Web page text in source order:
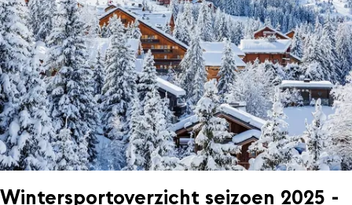
Wintersportoverzicht seizoen 2025 -